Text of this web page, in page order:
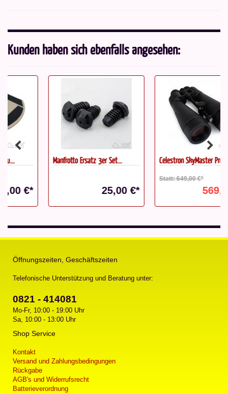
Kunden haben sich ebenfalls angesehen:
Manfrotto Ersatz 3er Set...
25,00 €*
Celestron SkyMaster Pro ED...
Statt: 649,00 €*
569,00 €*
Öffnungszeiten, Geschäftszeiten
Telefonische Unterstützung und Beratung unter:
0821 - 414081
Mo-Fr, 10:00 - 19:00 Uhr
Sa, 10:00 - 13:00 Uhr
Shop Service
Kontakt
Versand und Zahlungsbedingungen
Rückgabe
AGB's und Widerrufsrecht
Batterieverordnung